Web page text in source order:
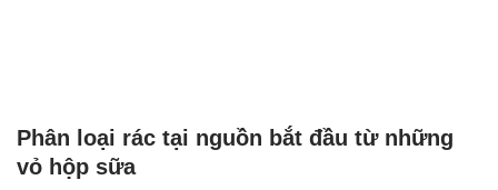
Phân loại rác tại nguồn bắt đầu từ những
vỏ hộp sữa